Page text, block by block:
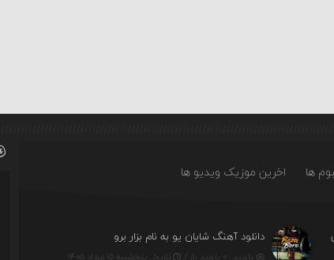
ها اخرین موزیک ویدیو ها
دانلود آهنگ شایان یو به نام بزار برو
بازدید : ۰ بازدید بار / تاریخ : پنج‌شنبه ۱۵ مرداد ۱۴۰۵